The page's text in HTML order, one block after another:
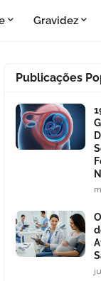
Gravidez
Publicações